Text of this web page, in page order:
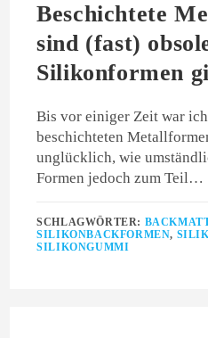
Beschichtete
sind (fast)
Silikonformen
Bis vor einiger Zeit war
beschichteten
unglücklich, wie
Formen jedoch zum Teil…
SCHLAGWÖRTER:
SILIKONBACKFORMEN,
SILIKONGUMMI